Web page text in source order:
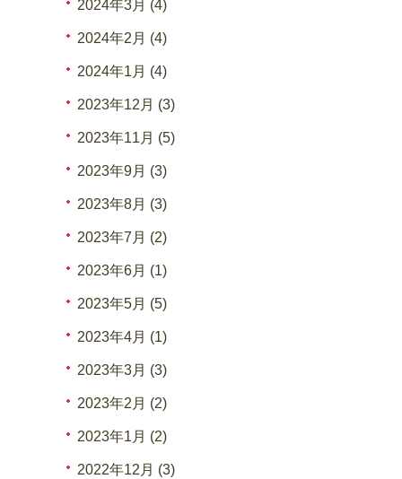
2024年3月 (4)
2024年2月 (4)
2024年1月 (4)
2023年12月 (3)
2023年11月 (5)
2023年9月 (3)
2023年8月 (3)
2023年7月 (2)
2023年6月 (1)
2023年5月 (5)
2023年4月 (1)
2023年3月 (3)
2023年2月 (2)
2023年1月 (2)
2022年12月 (3)